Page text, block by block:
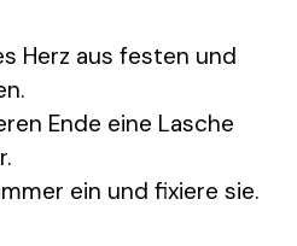
Herz aus festen und
Ende eine Lasche
ein und fixiere sie.